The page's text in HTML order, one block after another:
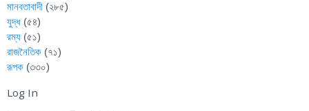
মানবতাবাদী (২৮৫)
যুদ্ধ (৫৪)
রম্য (৫১)
রাজনৈতিক (৭১)
রূপক (৩৩০)
Log In